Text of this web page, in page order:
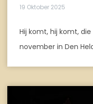
19 Oktober 2025
Hij komt, hij komt,
november in Den